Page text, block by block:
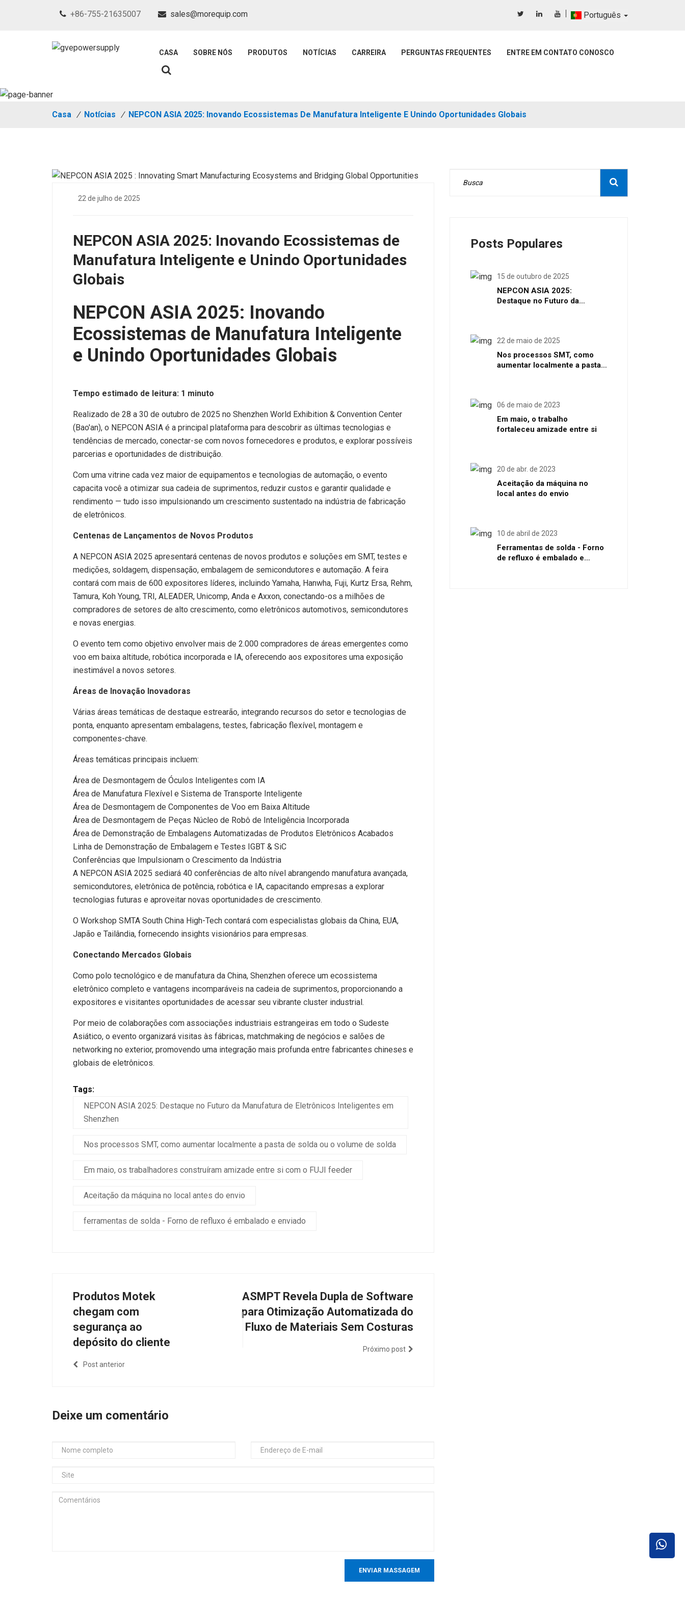
+86-755-21635007 sales@morequip.com Português
CASA SOBRE NÓS PRODUTOS NOTÍCIAS CARREIRA PERGUNTAS FREQUENTES ENTRE EM CONTATO CONOSCO
Casa / Notícias / NEPCON ASIA 2025: Inovando Ecossistemas De Manufatura Inteligente E Unindo Oportunidades Globais
22 de julho de 2025
NEPCON ASIA 2025: Inovando Ecossistemas de
Manufatura Inteligente e Unindo Oportunidades
Globais
NEPCON ASIA 2025: Inovando
Ecossistemas de Manufatura Inteligente
e Unindo Oportunidades Globais
Tempo estimado de leitura: 1 minuto
Realizado de 28 a 30 de outubro de 2025 no Shenzhen World Exhibition & Convention Center
(Bao'an), o NEPCON ASIA é a principal plataforma para descobrir as últimas tecnologias e
tendências de mercado, conectar-se com novos fornecedores e produtos, e explorar possíveis
parcerias e oportunidades de distribuição.
Com uma vitrine cada vez maior de equipamentos e tecnologias de automação, o evento
capacita você a otimizar sua cadeia de suprimentos, reduzir custos e garantir qualidade e
rendimento — tudo isso impulsionando um crescimento sustentado na indústria de fabricação
de eletrônicos.
Centenas de Lançamentos de Novos Produtos
A NEPCON ASIA 2025 apresentará centenas de novos produtos e soluções em SMT, testes e
medições, soldagem, dispensação, embalagem de semicondutores e automação. A feira
contará com mais de 600 expositores líderes, incluindo Yamaha, Hanwha, Fuji, Kurtz Ersa, Rehm,
Tamura, Koh Young, TRI, ALEADER, Unicomp, Anda e Axxon, conectando-os a milhões de
compradores de setores de alto crescimento, como eletrônicos automotivos, semicondutores
e novas energias.
O evento tem como objetivo envolver mais de 2.000 compradores de áreas emergentes como
voo em baixa altitude, robótica incorporada e IA, oferecendo aos expositores uma exposição
inestimável a novos setores.
Áreas de Inovação Inovadoras
Várias áreas temáticas de destaque estrearão, integrando recursos do setor e tecnologias de
ponta, enquanto apresentam embalagens, testes, fabricação flexível, montagem e
componentes-chave.
Áreas temáticas principais incluem:
Área de Desmontagem de Óculos Inteligentes com IA
Área de Manufatura Flexível e Sistema de Transporte Inteligente
Área de Desmontagem de Componentes de Voo em Baixa Altitude
Área de Desmontagem de Peças Núcleo de Robô de Inteligência Incorporada
Área de Demonstração de Embalagens Automatizadas de Produtos Eletrônicos Acabados
Linha de Demonstração de Embalagem e Testes IGBT & SiC
Conferências que Impulsionam o Crescimento da Indústria
A NEPCON ASIA 2025 sediará 40 conferências de alto nível abrangendo manufatura avançada,
semicondutores, eletrônica de potência, robótica e IA, capacitando empresas a explorar
tecnologias futuras e aproveitar novas oportunidades de crescimento.
O Workshop SMTA South China High-Tech contará com especialistas globais da China, EUA,
Japão e Tailândia, fornecendo insights visionários para empresas.
Conectando Mercados Globais
Como polo tecnológico e de manufatura da China, Shenzhen oferece um ecossistema
eletrônico completo e vantagens incomparáveis na cadeia de suprimentos, proporcionando a
expositores e visitantes oportunidades de acessar seu vibrante cluster industrial.
Por meio de colaborações com associações industriais estrangeiras em todo o Sudeste
Asiático, o evento organizará visitas às fábricas, matchmaking de negócios e salões de
networking no exterior, promovendo uma integração mais profunda entre fabricantes chineses e
globais de eletrônicos.
Tags:
NEPCON ASIA 2025: Destaque no Futuro da Manufatura de Eletrônicos Inteligentes em
Shenzhen
Nos processos SMT, como aumentar localmente a pasta de solda ou o volume de solda
Em maio, os trabalhadores construíram amizade entre si com o FUJI feeder
Aceitação da máquina no local antes do envio
ferramentas de solda - Forno de refluxo é embalado e enviado
Produtos Motek
chegam com
segurança ao
depósito do cliente
Post anterior
ASMPT Revela Dupla de Software
para Otimização Automatizada do
Fluxo de Materiais Sem Costuras
Próximo post
Deixe um comentário
ENVIAR MASSAGEM
Posts Populares
15 de outubro de 2025
NEPCON ASIA 2025:
Destaque no Futuro da
22 de maio de 2025
Nos processos SMT, como
aumentar localmente a pasta
06 de maio de 2023
Em maio, o trabalho
fortaleceu amizade entre si
20 de abr. de 2023
Aceitação da máquina no
local antes do envio
10 de abril de 2023
Ferramentas de solda - Forno
de refluxo é embalado e